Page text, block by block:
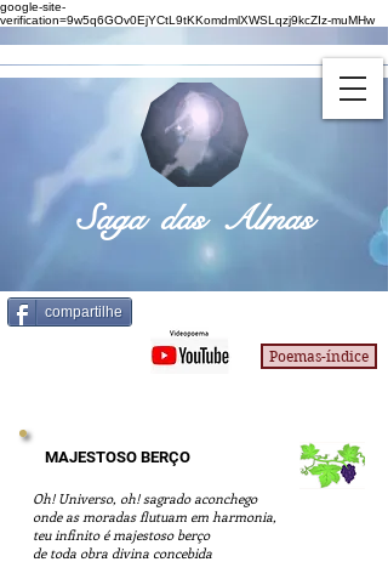
google-site-
verification=9w5q6GOv0EjYCtL9tKKomdmlXWSLqzj9kcZIz-muMHw
Saga das Almas
compartilhe
Poemas-índice
MAJESTOSO BERÇO
Oh! Universo, oh! sagrado aconchego
onde as moradas flutuam em harmonia,
teu infinito é majestoso berço
de toda obra divina concebida